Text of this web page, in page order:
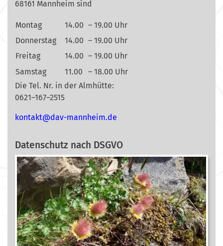
68161 Mannheim sind
Montag 14.00 – 19.00 Uhr
Donnerstag
14.00 – 19.00 Uhr
Freitag
14.00 – 19.00 Uhr
Samstag
11.00
– 18.00 Uhr
Die Tel. Nr. in der Almhütte:
0621–167–2515
ed.mi
ehnna
m-vad
@tkat
nok
Datenschutz nach DSGVO